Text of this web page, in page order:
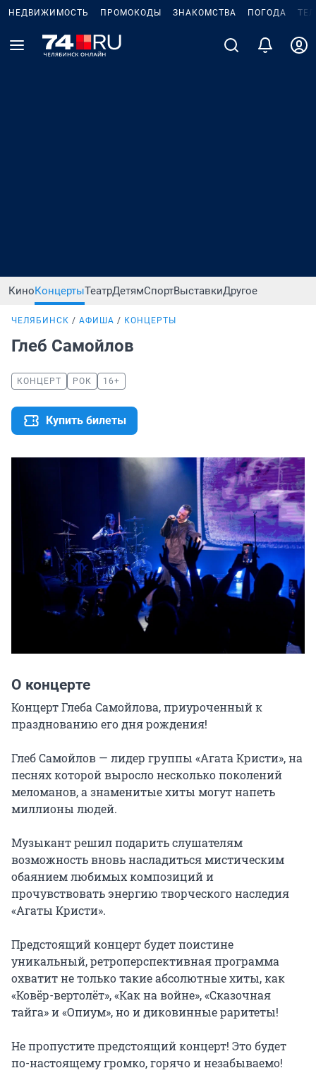
НЕДВИЖИМОСТЬ ПРОМОКОДЫ ЗНАКОМСТВА ПОГОДА
КиноКонцертыТеатрДетямСпортВыставкиДругое
ЧЕЛЯБИНСК АФИША КОНЦЕРТЫ
Глеб Самойлов
КОНЦЕРТ РОК 16+
Купить билеты
О концерте
Концерт Глеба Самойлова, приуроченный к
празднованию его дня рождения!
Глеб Самойлов — лидер группы «Агата Кристи», на
песнях которой выросло несколько поколений
меломанов, а знаменитые хиты могут напеть
миллионы людей.
Музыкант решил подарить слушателям
возможность вновь насладиться мистическим
обаянием любимых композиций и
прочувствовать энергию творческого наследия
«Агаты Кристи».
Предстоящий концерт будет поистине
уникальный, ретроперспективная программа
охватит не только такие абсолютные хиты, как
«Ковёр-вертолёт», «Как на войне», «Сказочная
тайга» и «Опиум», но и диковинные раритеты!
Не пропустите предстоящий концерт! Это будет
по-настоящему громко, горячо и незабываемо!